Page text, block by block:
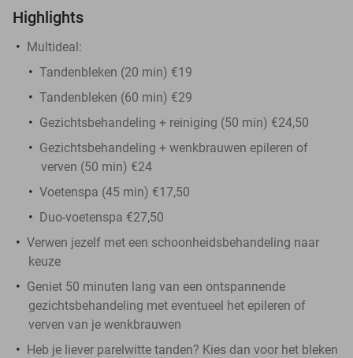
Highlights
Multideal:
Tandenbleken (20 min) €19
Tandenbleken (60 min) €29
Gezichtsbehandeling + reiniging (50 min) €24,50
Gezichtsbehandeling + wenkbrauwen epileren of
verven (50 min) €24
Voetenspa (45 min) €17,50
Duo-voetenspa €27,50
Verwen jezelf met een schoonheidsbehandeling naar
keuze
Geniet 50 minuten lang van een ontspannende
gezichtsbehandeling met eventueel het epileren of
verven van je wenkbrauwen
Heb je liever parelwitte tanden? Kies dan voor het bleken